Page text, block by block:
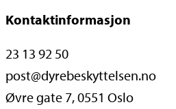
Kontaktinformasjon
23 13 92 50
post@dyrebeskyttelsen.no
Øvre gate 7, 0551 Oslo